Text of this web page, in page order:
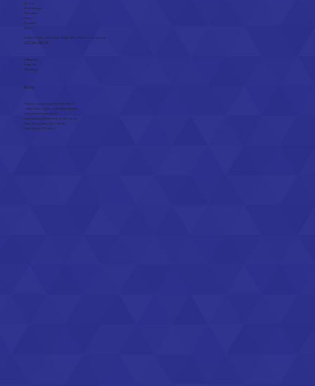
Home
Webdesign
Diensten
Over
Contact
FAQ
Actief inOlen ,Herentals ,Kasterlee ,Geelen Turnhout
SOCIAL MEDIA
Instagram
Linkedin
Whatsapp
BLOG
Waarom je website vernieuwen?
Haal meer uit Google Mijn Bedrijf.
Wat betekent de EAA?
Case Study: Out & Indoor Reclame
Case Study: Care Fur A Walk
Case Study: TC Olen